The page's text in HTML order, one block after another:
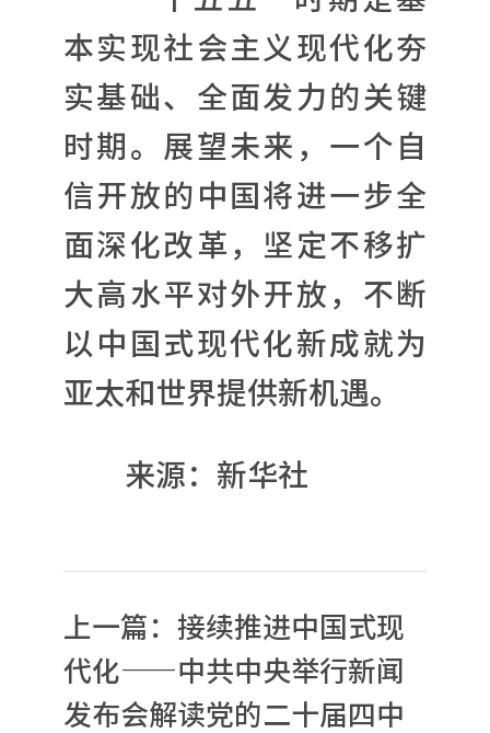
本实现社会主义现代化夯
实基础、全面发力的关键
时期。展望未来，一个自
信开放的中国将进一步全
面深化改革，坚定不移扩
大高水平对外开放，不断
以中国式现代化新成就为
亚太和世界提供新机遇。
来源：新华社
上一篇： 接续推进中国式现
代化——中共中央举行新闻
发布会解读党的二十届四中